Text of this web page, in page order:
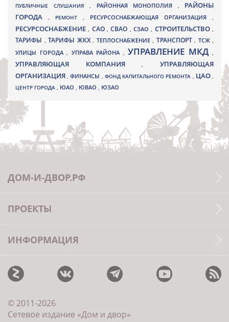
ПУБЛИЧНЫЕ СЛУШАНИЯ , РАЙОННАЯ МОНОПОЛИЯ , РАЙОНЫ
ГОРОДА
, РЕМОНТ , РЕСУРСОСНАБЖАЮЩАЯ ОРГАНИЗАЦИЯ ,
РЕСУРСОСНАБЖЕНИЕ, САО,СВАО ,СЗАО, СТРОИТЕЛЬСТВО,
ТАРИФЫ , ТАРИФЫ ЖКХ , ТЕПЛОСНАБЖЕНИЕ , ТРАНСПОРТ , ТСЖ ,
УЛИЦЫ ГОРОДА , УПРАВА РАЙОНА , УПРАВЛЕНИЕ МКД ,
УПРАВЛЯЮЩАЯ КОМПАНИЯ,УПРАВЛЯЮЩАЯ
ОРГАНИЗАЦИЯ,ФИНАНСЫ , ФОНД КАПИТАЛЬНОГО РЕМОНТА , ЦАО,
ЦЕНТР ГОРОДА , ЮАО , ЮВАО , ЮЗАО
ДОМ-И-ДВОР.РФ
ПРОЕКТЫ
ИНФОРМАЦИЯ
© 2011-2026
Сетевое издание «Дом и двор»